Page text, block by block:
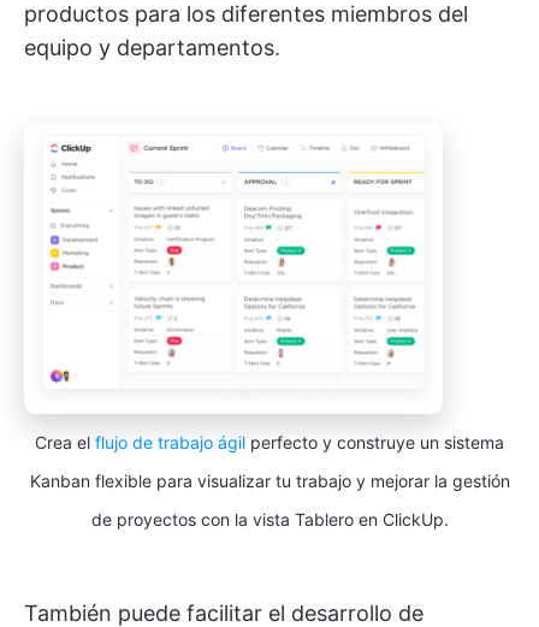
productos para los diferentes miembros del
equipo y departamentos.
Crea el flujo de trabajo ágil perfecto y construye un sistema
Kanban flexible para visualizar tu trabajo y mejorar la gestión
de proyectos con la vista Tablero en ClickUp.
También puede facilitar el desarrollo de